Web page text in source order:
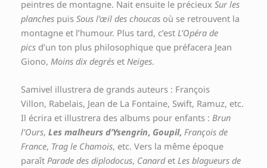
peintres de montagne. Nait ensuite le précieux Sur les
planches puis Sous l’œil des choucas où se retrouvent la
montagne et l’humour. Plus tard, c’est L’Opéra de
pics d’un ton plus philosophique que préfacera Jean
Giono, Moins dix degrés et Neiges.
Samivel illustrera de grands auteurs : François
Villon, Rabelais, Jean de La Fontaine, Swift, Ramuz, etc.
Il écrira et illustrera des albums pour enfants : Brun
l’Ours, Les malheurs d’Ysengrin, Goupil, François de
France, Trag le Chamois, etc. Vers la même époque
paraît Parade des diplodocus, Canardet Les blagueurs de